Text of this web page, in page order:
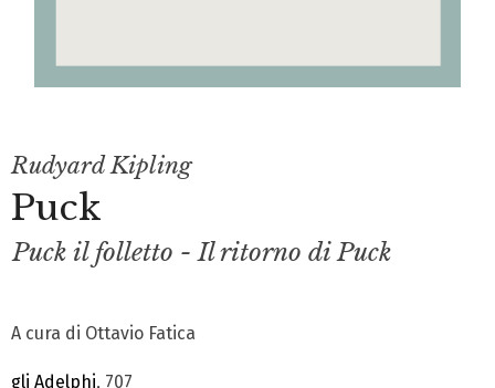
Rudyard Kipling
Puck
Puck il folletto - Il ritorno di Puck
A cura di Ottavio Fatica
gli Adelphi, 707